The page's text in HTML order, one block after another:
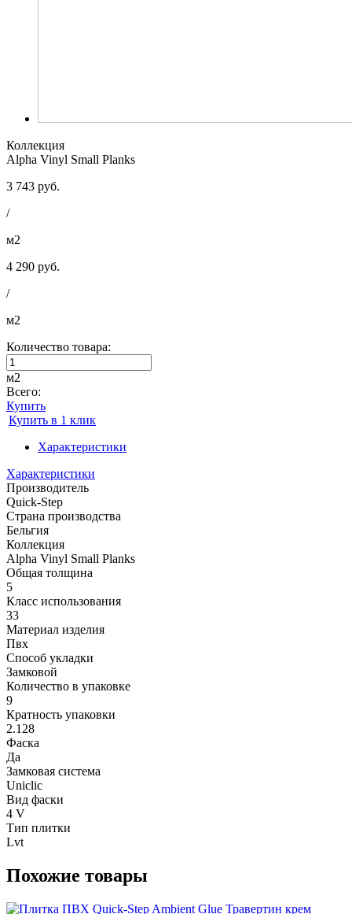
Коллекция
Alpha Vinyl Small Planks
3 743 руб.
/
м2
4 290 руб.
/
м2
Количество товара:
м2
Всего:
Купить
Купить в 1 клик
Характеристики
Характеристики
Производитель
Quick-Step
Страна производства
Бельгия
Коллекция
Alpha Vinyl Small Planks
Общая толщина
5
Класс использования
33
Материал изделия
Пвх
Способ укладки
Замковой
Количество в упаковке
9
Кратность упаковки
2.128
Фаска
Да
Замковая система
Uniclic
Вид фаски
4 V
Тип плитки
Lvt
Похожие товары